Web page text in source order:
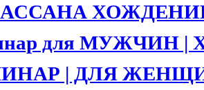
ХОЖДЕНИЕ
для МУЖЧИН |
| ДЛЯ